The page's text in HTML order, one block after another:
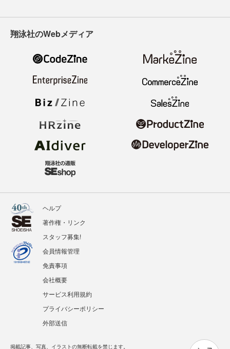
翔泳社のWebメディア
ヘルプ
著作権・リンク
スタッフ募集!
会員情報管理
免責事項
会社概要
サービス利用規約
プライバシーポリシー
外部送信
掲載記事、写真、イラストの無断転載を禁じます。